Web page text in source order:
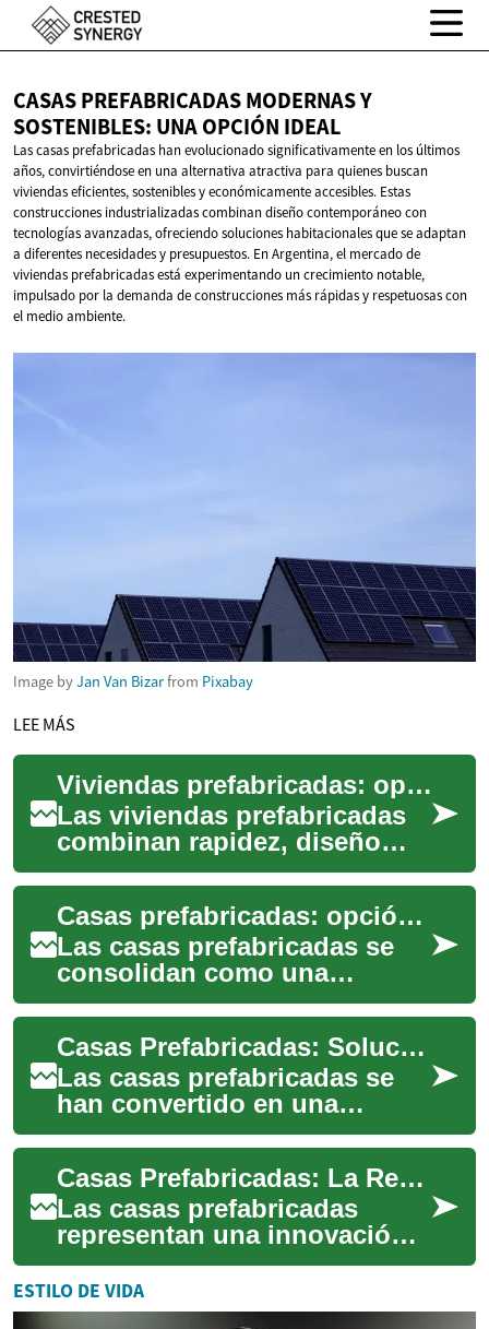
CASAS PREFABRICADAS MODERNAS Y
SOSTENIBLES: UNAOPCIÓN IDEAL
Las casas prefabricadas han evolucionado significativamente en los últimos
años, convirtiéndose en una alternativa atractiva para quienes buscan
viviendas eficientes, sostenibles y económicamente accesibles. Estas
construcciones industrializadas combinan diseño contemporáneo con
tecnologías avanzadas, ofreciendo soluciones habitacionales que se adaptan
a diferentes necesidades y presupuestos. En Argentina, el mercado de
viviendas prefabricadas está experimentando un crecimiento notable,
impulsado por la demanda de construcciones más rápidas y respetuosas con
el medio ambiente.
Image byJan Van Bizarfrom Pixabay
LEE MÁS
Viviendas prefabricadas: opción moderna y sostenible
Las viviendas prefabricadas
combinan rapidez, diseño
contemporáneo y criterios
ecológicos para ofrecer una
alternativ...
Casas prefabricadas: opción sostenible y eficiente
Las casas prefabricadas se
consolidan como una
solución residencial moderna
que combina rapidez de
ejecución, control...
Casas Prefabricadas: Solución Moderna, Eficiente y Sostenible
Las casas prefabricadas se
han convertido en una
alternativa atractiva frente a la
construcción tradicional al
combin...
Casas Prefabricadas: La Revolución Moderna en Construcción Sostenible
Las casas prefabricadas
representan una innovación
significativa en el sector de la
construcción residencial,
combina...
ESTILO DE VIDA